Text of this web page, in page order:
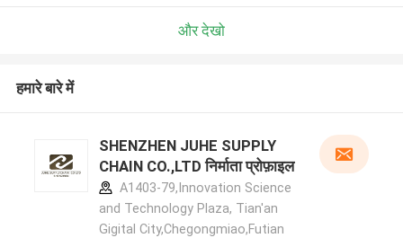
और देखो
हमारे बारे में
SHENZHEN JUHE SUPPLY
CHAIN CO.,LTD निर्माता प्रोफ़ाइल
A1403-79,Innovation Science
and Technology Plaza, Tian'an
Gigital City,Chegongmiao,Futian